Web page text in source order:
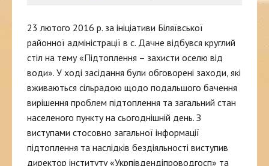
23 лютого 2016 р. за ініціативи Біляївської
районної адміністрації в с. Дачне відбувся круглий
стіл на тему «Підтоплення – захисти оселю від
води». У ході засідання були обговорені заходи, які
вживаються сільрадою щодо подальшого бачення
вирішення проблем підтоплення та загальний стан
населеного пункту на сьогоднішній день. З
виступами стосовно загальної інформації
підтоплення та наслідків бездіяльності виступив
директор інституту «Укрпівдендіпроводгосп» та